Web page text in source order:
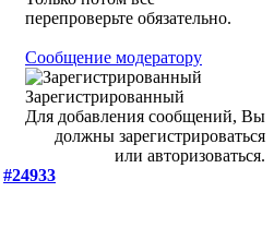
перепроверьте обязательно.
Сообщение модератору
Зарегистрированный
Для добавления сообщений, Вы
должны зарегистрироваться
или авторизоваться.
#24933